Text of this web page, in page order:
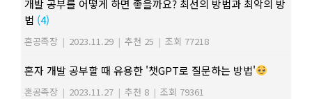
개발 공부를 어떻게 하면 좋을까요? 최선의 방법과 최악의 방
법 (4)
혼공족장 | 2023.11.29 | 추천 25 | 조회 77218
혼자 개발 공부할 때 유용한 '챗GPT로 질문하는 방법'
혼공족장 | 2023.11.27 | 추천 8 | 조회 79361